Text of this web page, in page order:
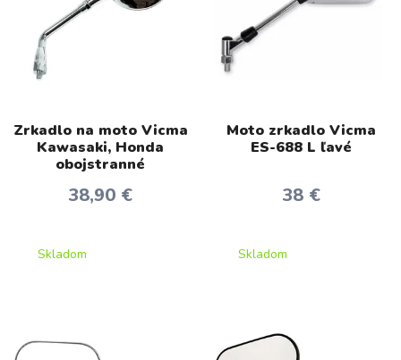
Zrkadlo na moto Vicma
Kawasaki, Honda
obojstranné
38,90 €
Skladom
Moto zrkadlo Vicma
ES-688 L ľavé
38 €
Skladom